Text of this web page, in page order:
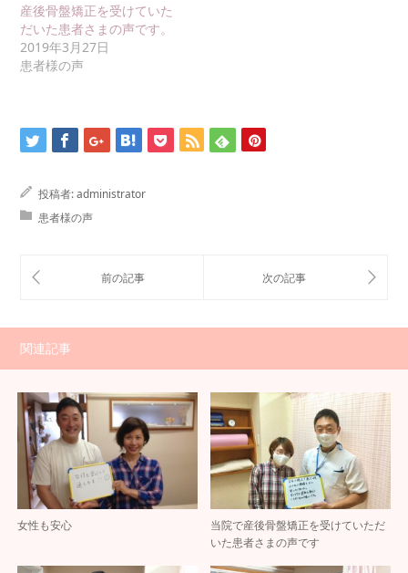
産後骨盤矯正を受けていた
だいた患者さまの声です。
2019年3月27日
患者様の声
投稿者:administrator
患者様の声
関連記事
女性も安心
当院で産後骨盤矯正を受けていただ
いた患者さまの声です